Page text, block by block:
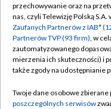
przechowywanie oraz na
nas, czyli Telewizję Polską
Zaufanych Partnerów z IAB*
Partnerów TVP (93 firm), w
zautomatyzowanego
mierzenia ich skuteczności) i
także zgody na udostępnianie
Twoje dane osobowe
poszczególnych serwisów